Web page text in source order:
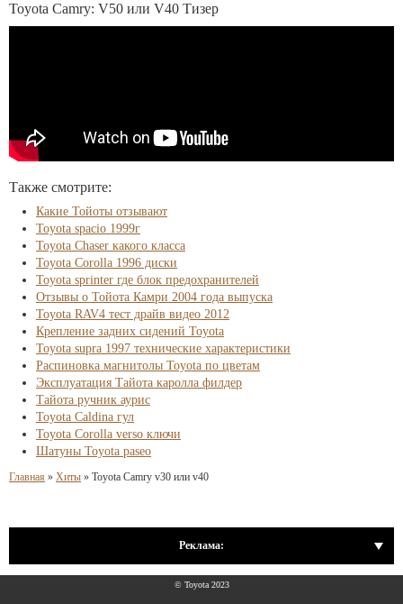
Toyota Camry: V50 или V40 Тизер
Также смотрите:
Какие Тойоты отзывают
Toyota spacio 1999г
Toyota Chaser какого класса
Toyota Corolla 1996 диски
Toyota sprinter где блок предохранителей
Отзывы о Тойота Камри 2004 года выпуска
Toyota RAV4 тест драйв видео 2012
Крепление задних сидений Toyota
Toyota supra 1997 технические характеристики
Распиновка магнитолы Toyota по цветам
Эксплуатация Тайота каролла филдер
Тайота ручник аурис
Toyota Caldina гул
Toyota Corolla verso ключи
Шатуны Toyota paseo
Главная » Хиты » Toyota Camry v30 или v40
Реклама:
© Toyota 2023